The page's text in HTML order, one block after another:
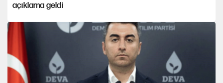
açıklama geldi